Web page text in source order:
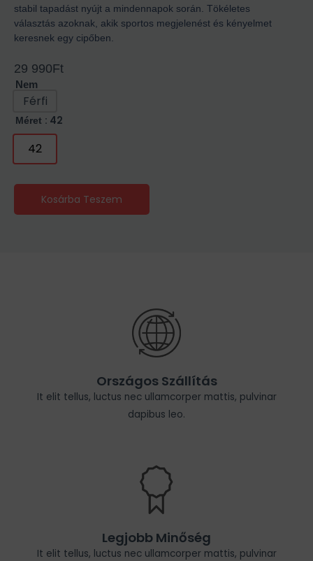
stabil tapadást nyújt a mindennapok során. Tökéletes
választás azoknak, akik sportos megjelenést és kényelmet
keresnek egy cipőben.
29 990Ft
Nem
Férfi
Méret : 42
42
Kosárba Teszem
Országos Szállítás
It elit tellus, luctus nec ullamcorper mattis, pulvinar
dapibus leo.
Legjobb Minőség
It elit tellus, luctus nec ullamcorper mattis, pulvinar